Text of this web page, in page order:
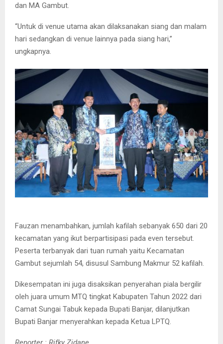
dan MA Gambut.
“Untuk di venue utama akan dilaksanakan siang dan malam
hari sedangkan di venue lainnya pada siang hari,”
ungkapnya.
Fauzan menambahkan, jumlah kafilah sebanyak 650 dari 20
kecamatan yang ikut berpartisipasi pada even tersebut.
Peserta terbanyak dari tuan rumah yaitu Kecamatan
Gambut sejumlah 54, disusul Sambung Makmur 52 kafilah.
Dikesempatan ini juga disaksikan penyerahan piala bergilir
oleh juara umum MTQ tingkat Kabupaten Tahun 2022 dari
Camat Sungai Tabuk kepada Bupati Banjar, dilanjutkan
Bupati Banjar menyerahkan kepada Ketua LPTQ.